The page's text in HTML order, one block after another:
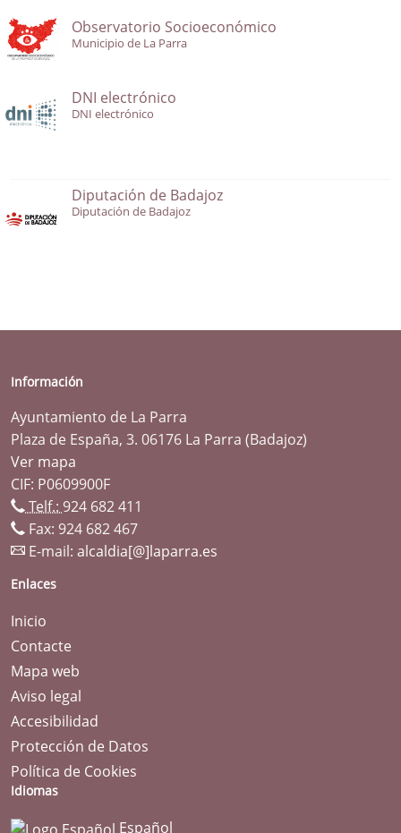
Observatorio Socioeconómico
Municipio de La Parra
DNI electrónico
DNI electrónico
Diputación de Badajoz
Diputación de Badajoz
Información
Ayuntamiento de La Parra
Plaza de España, 3. 06176 La Parra (Badajoz)
Ver mapa
CIF: P0609900F
Telf.: 924 682 411
Fax: 924 682 467
E-mail: alcaldia[@]laparra.es
Enlaces
Inicio
Contacte
Mapa web
Aviso legal
Accesibilidad
Protección de Datos
Política de Cookies
Idiomas
Español